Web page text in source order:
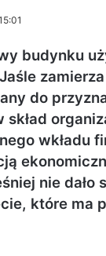
budynku
do
skład
wkładu
nie dało
które ma